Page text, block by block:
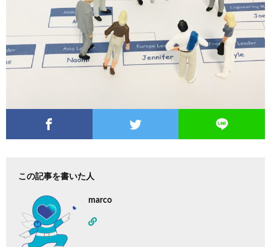
この記事を書いた人
marco